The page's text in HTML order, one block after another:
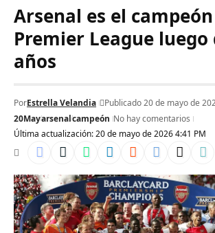
Arsenal es el
Premier League luego
años
Última actualización: 20 de mayo de 2026 4:41 PM
PorEstrella Velandia
Publicado 20 de mayo de
20Mayarsenalcampeón No hay comentarios